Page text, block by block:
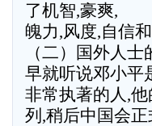
了机智,豪爽,
魄力,风度,自信和
（二）国外人
早就听说邓小平
非常执著的人,
列,稍后中国会